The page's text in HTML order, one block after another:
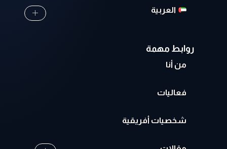
العربية
روابط مهمة
من أنا
فعاليات
شخصيات أفريقية